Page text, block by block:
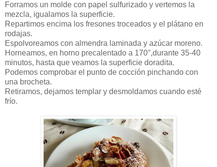
Forramos un molde con papel sulfurizado y vertemos la
mezcla, igualamos la superficie.
Repartimos encima los fresones troceados y el plátano en
rodajas.
Espolvoreamos con almendra laminada y azúcar moreno.
Horneamos, en horno precalentado a 170°,durante 35-40
minutos, hasta que veamos la superficie doradita.
Podemos comprobar el punto de cocción pinchando con
una brocheta.
Retiramos, dejamos templar y desmoldamos cuando esté
frío.